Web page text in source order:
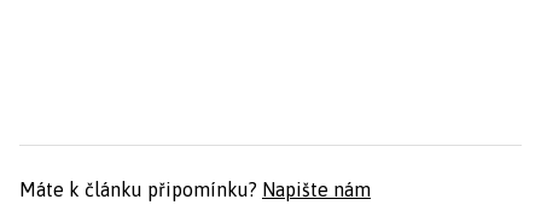
Máte k článku připomínku? Napište nám